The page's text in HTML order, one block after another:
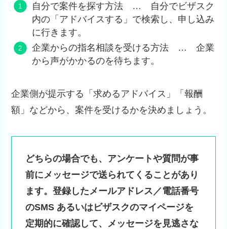
自分で案件を探す方法 … 自分でビザスク
内の「アドバイスする」で検索し、申し込み
に行きます。
企業からの指名相談を受ける方法 … 企業
から声がかかるのを待ちます。
企業側が提示する「求めるアドバイス」「報酬
額」などから、案件を受けるかを決めましょう。
どちらの場合でも、アンケートや質問が事
前にメッセージで送られてくることがあり
ます。登録したメールアドレス／電話番号
のSMS あるいはビザスクのマイページを
定期的に確認して、メッセージを見逃さな